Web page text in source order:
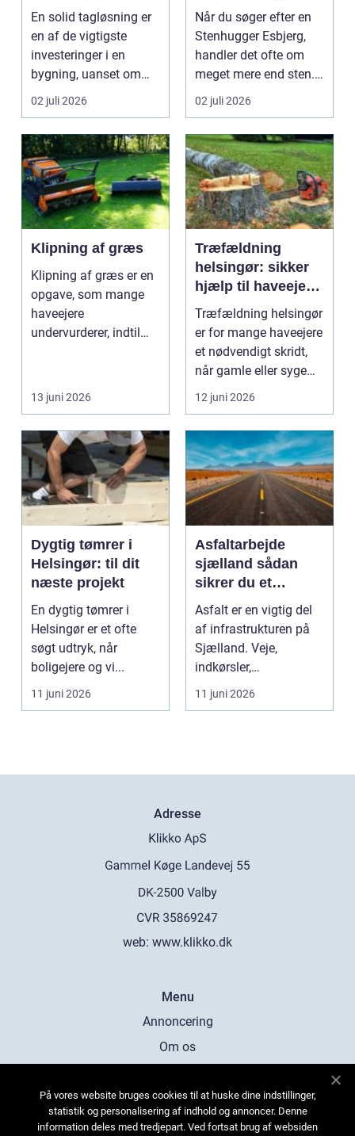
mange år
En solid tagløsning er
en af de vigtigste
investeringer i en
bygning, uanset om
der er tale om bolig...
02 juli 2026
personlige
løsninger
Når du søger efter en
Stenhugger Esbjerg,
handler det ofte om
meget mere end sten.
Det handler om at...
02 juli 2026
Klipning af græs
Klipning af græs er en
opgave, som mange
haveejere
undervurderer, indtil
13 juni 2026
Træfældning
helsingør: sikker
hjælp til haveejere
og virksomheder
Træfældning helsingør
er for mange haveejere
et nødvendigt skridt,
når gamle eller syge
træer skaber...
12 juni 2026
Dygtig tømrer i
Helsingør: til dit
næste projekt
En dygtig tømrer i
Helsingør er et ofte
søgt udtryk, når
boligejere og vi...
11 juni 2026
Asfaltarbejde
sjælland sådan
sikrer du et
holdbart resultat
Asfalt er en vigtig del
af infrastrukturen på
Sjælland. Veje,
indkørsler,
parkeringspladser og
stier...
11 juni 2026
Adresse
web: www.klikko.dk
Menu
Annoncering
Om os
Kontakt os
Sitemap
På vores website bruges cookies til at huske dine indstillinger,
statistik og personalisering af indhold og annoncer. Denne
information deles med tredjepart. Ved fortsat brug af websiden